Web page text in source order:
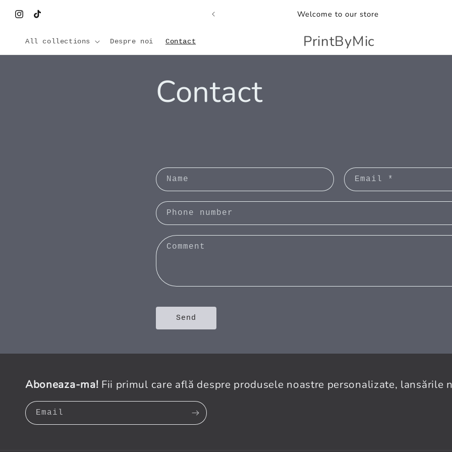
content
Instagram
TikTok
Comenzi personalizate 3D disponibile acum! Welcome to our store
All collections Despre noi Contact PrintByMic
Contact
C
o
n
t
a
c
t
o
r
Name Email *
Phone number
Comment
Send
Aboneaza-ma! Fii primul care află despre produsele noastre personalizate, lansările
Email